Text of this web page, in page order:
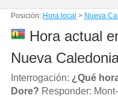
Posición: Hora local > Nueva
Hora actual
Nueva
Interrogación: ¿Qué
Dore? Responder: